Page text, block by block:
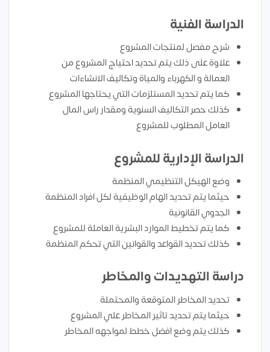
الدراسة الفنية
شرح مفصل لمنتجات المشروع
علاوة على ذلك يتم تحديد احتياج المشروع من
العمالة و الكهرباء والمياة وتكاليف الانشاءات
كما يتم تحديد المستلزمات التي يحتاجها المشروع
كذلك حصر التكاليف السنوية ومقدار راس المال
العامل المطلوب للمشروع
الدراسة الإدارية للمشروع
وضع الهيكل التنظيمي المنظمة
حيثما يتم تحديد الهام الوظيفية لكل افراد المنظمة
الجدوي القانونية
كما يتم تخطيط الموارد البشرية العاملة للمشروع
كذلك تحديد القواعد والقوانين التي تحكم المنظمة
دراسة التهديدات والمخاطر
تحديد المخاطر المتوقعة والمحتملة
حيثما يتم تحديد تاثير المخاطر علي المشروع
كذلك يتم وضع افضل خطط لمواجهه المخاطر